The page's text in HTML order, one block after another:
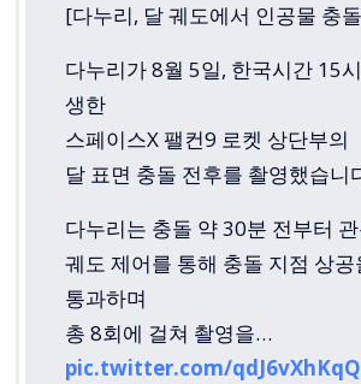
[다누리, 달 궤도에서 인공물 충
다누리가 8월 5일, 한국시간 15
생한
스페이스X 팰컨9 로켓 상단부의
달 표면 충돌 전후를 촬영했습니
다누리는 충돌 약 30분 전부터
궤도 제어를 통해 충돌 지점 상공
통과하며
총 8회에 걸쳐 촬영을…
pic.twitter.com/qdJ6vXhKqQ